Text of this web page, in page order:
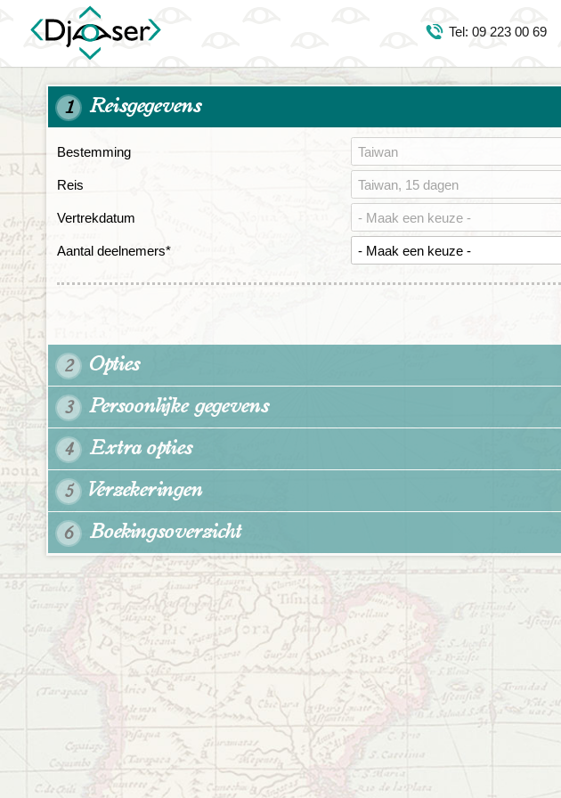
Tel: 09 223 00 69
1 Reisgegevens
Bestemming
Reis
Vertrekdatum
Aantal deelnemers*
2 Opties
3 Persoonlijke gegevens
4 Extra opties
5 Verzekeringen
6 Boekingsoverzicht